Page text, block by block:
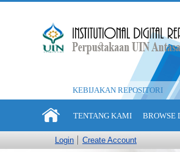
KEBIJAKAN REPOSITORI
TENTANG KAMI BROWSE
Login Create Account